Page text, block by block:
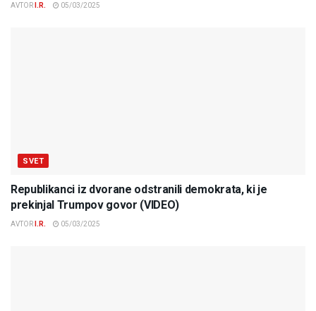
AVTOR I.R. 05/03/2025
SVET
Republikanci iz dvorane odstranili demokrata, ki je
prekinjal Trumpov govor (VIDEO)
AVTOR I.R. 05/03/2025